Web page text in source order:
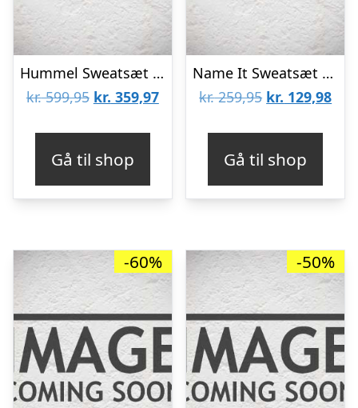
Hummel Sweatsæt – HmlZoe – Black Iris
kr.599,95 Den
kr. 599,95.
kr. 359,97Den
kr. 359,97.
Gå til shop
Name It Sweatsæt – Sweatshirt/Sweatpants – NkfOliana – Orchid Pe
kr.259,95 Den
kr. 259,95.
kr. 129,98Den
kr.
Gå til shop
-60% -50%